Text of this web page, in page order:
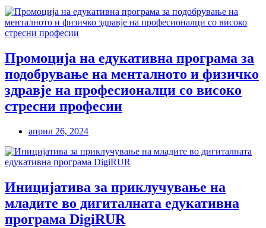
Промоција на едукативна програма за
подобрување на менталното и физичко
здравје на професионалци со високо
стресни професии
април 26, 2024
Иницијатива за приклучување на
младите во дигиталната едукативна
програма DigiRUR